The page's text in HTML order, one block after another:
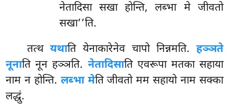
नेतादिसा सखा होन्ति, लब्भा मे जीवतो
सखा’’ति.
तत्थ यथाति येनाकारेनेव चापो निन्नमति. हञ्ञते
नूनाति नून हञ्ञति. नेतादिसाति एवरूपा मतका सहाया
नाम न होन्ति. लब्भा मेति जीवतो मम सहायो नाम सक्का
लद्धुं.